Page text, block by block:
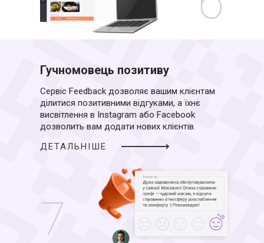
7
Гучномовець позитиву
Сервіс Feedback дозволяє вашим клієнтам
ділитися позитивними відгуками, а їхнє
висвітлення в Instagram або Facebook
дозволить вам додати нових клієнтів.
ДЕТАЛЬНІШЕ